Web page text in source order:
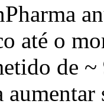
até o
de